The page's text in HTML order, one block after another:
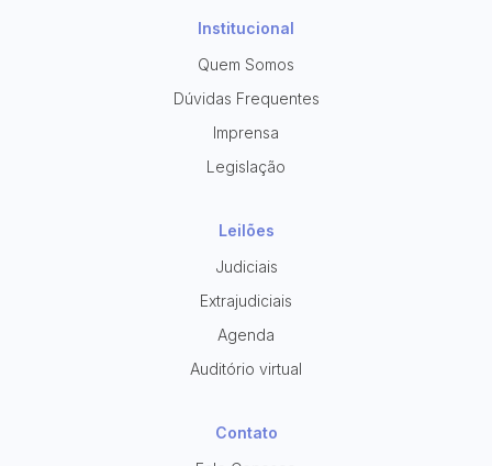
Institucional
Quem Somos
Dúvidas Frequentes
Imprensa
Legislação
Leilões
Judiciais
Extrajudiciais
Agenda
Auditório virtual
Contato